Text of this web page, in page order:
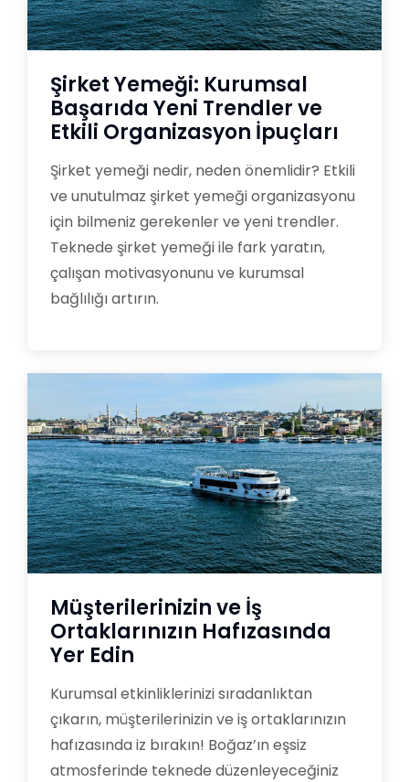
Şirket Yemeği: Kurumsal
Başarıda Yeni Trendler ve
Etkili Organizasyon İpuçları
Şirket yemeği nedir, neden önemlidir? Etkili
ve unutulmaz şirket yemeği organizasyonu
için bilmeniz gerekenler ve yeni trendler.
Teknede şirket yemeği ile fark yaratın,
çalışan motivasyonunu ve kurumsal
bağlılığı artırın.
Müşterilerinizin ve İş
Ortaklarınızın Hafızasında
Yer Edin
Kurumsal etkinliklerinizi sıradanlıktan
çıkarın, müşterilerinizin ve iş ortaklarınızın
hafızasında iz bırakın! Boğaz’ın eşsiz
atmosferinde teknede düzenleyeceğiniz